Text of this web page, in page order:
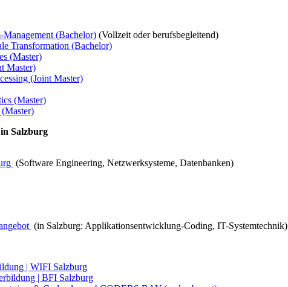
(Bachelor) (Vollzeit oder berufsbegleitend)
Transformation (Bachelor)
(Master)
Master)
(Joint Master)
(Master)
Salzburg
(Software Engineering, Netzwerksysteme, Datenbanken)
(in Salzburg: Applikationsentwicklung-Coding, IT-Systemtechnik)
| WIFI Salzburg
| BFI Salzburg